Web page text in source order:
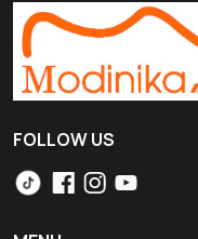
FOLLOW US